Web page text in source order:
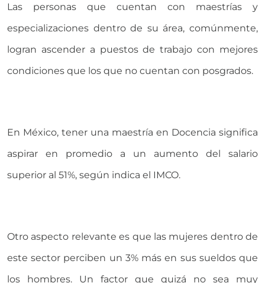
Las personas que cuentan con maestrías y
especializaciones dentro de su área, comúnmente,
logran ascender a puestos de trabajo con mejores
condiciones que los que no cuentan con posgrados.
En México, tener una maestría en Docencia significa
aspirar en promedio a un aumento del salario
superior al 51%, según indica el IMCO.
Otro aspecto relevante es que las mujeres dentro de
este sector perciben un 3% más en sus sueldos que
los hombres. Un factor que quizá no sea muy